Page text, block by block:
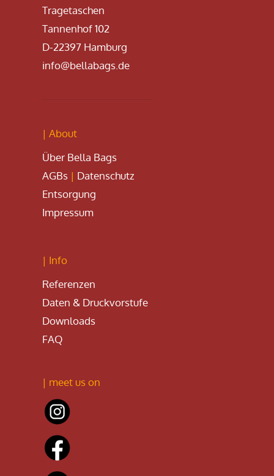
Tragetaschen
Tannenhof 102
D-22397 Hamburg
info@bellabags.de
| About
Über Bella Bags
AGBs | Datenschutz
Entsorgung
Impressum
| Info
Referenzen
Daten & Druckvorstufe
Downloads
FAQ
| meet us on